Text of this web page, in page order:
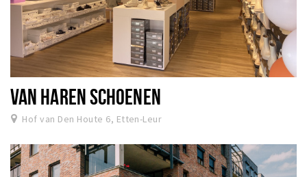
VAN HAREN SCHOENEN
Hof van Den Houte 6, Etten-Leur